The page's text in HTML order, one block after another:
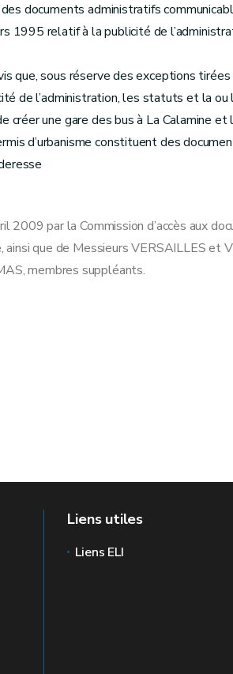
documents administratifs
1995 relatif à la publicité de
que, sous réserve des exceptions
de l’administration, les statuts et la ou
une gare des bus à La Calamine et
d’urbanisme constituent des
2009 par la Commission d’accès aux
ainsi que de Messieurs VERSAILLES et
membres suppléants.
Liens utiles
Liens ELI